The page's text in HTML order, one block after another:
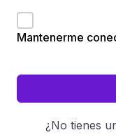
Mantenerme
¿No tienes